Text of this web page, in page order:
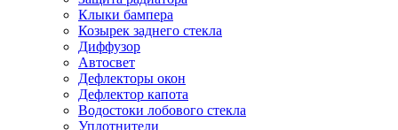
Клыки бампера
Козырек заднего стекла
Диффузор
Автосвет
Дефлекторы окон
Дефлектор капота
Водостоки лобового стекла
Уплотнители